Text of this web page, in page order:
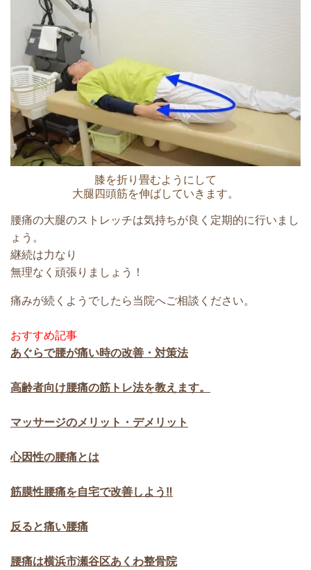
膝を折り畳むようにして
大腿四頭筋を伸ばしていきます。
腰痛の大腿のストレッチは気持ちが良く定期的に行いまし
ょう。
継続は力なり
無理なく頑張りましょう！
痛みが続くようでしたら当院へご相談ください。
おすすめ記事
あぐらで腰が痛い時の改善・対策法
高齢者向け腰痛の筋トレ法を教えます。
マッサージのメリット・デメリット
心因性の腰痛とは
筋膜性腰痛を自宅で改善しよう‼
反ると痛い腰痛
腰痛は横浜市瀬谷区あくわ整骨院